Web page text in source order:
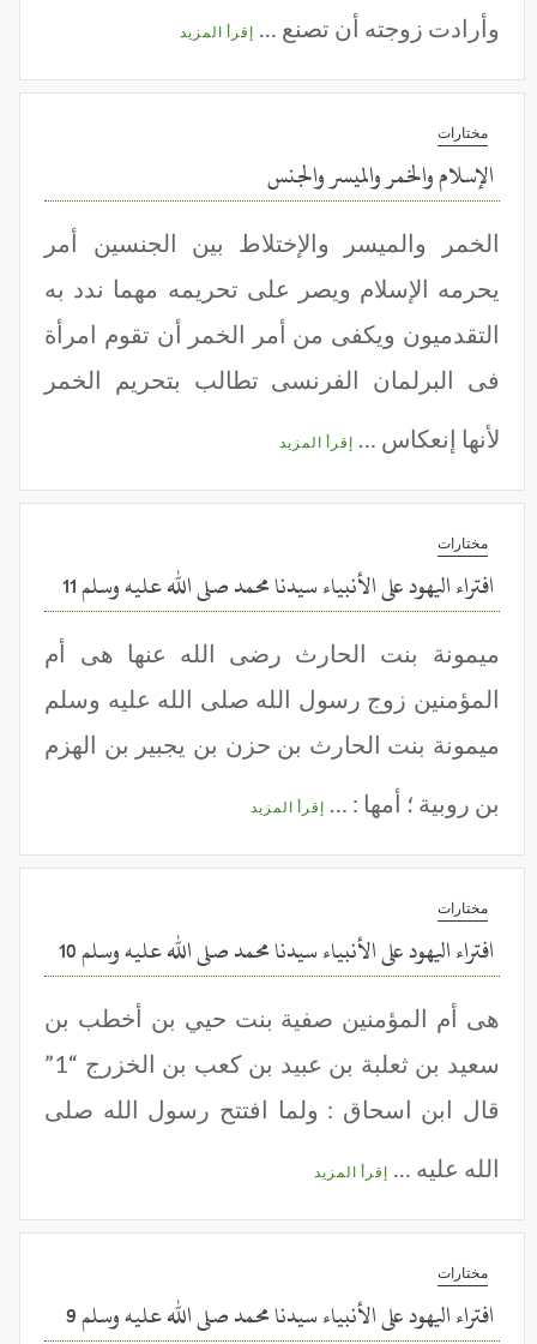
وأرادت زوجته أن تصنع … إقرأ المزيد
مختارات
الإسلام والخمر والميسر والجنس
الخمر والميسر والإختلاط بين الجنسين أمر
يحرمه الإسلام ويصر على تحريمه مهما ندد به
التقدميون ويكفى من أمر الخمر أن تقوم امرأة
فى البرلمان الفرنسى تطالب بتحريم الخمر
لأنها إنعكاس … إقرأ المزيد
مختارات
افتراء اليهود على الأنبياء سيدنا محمد صلى الله عليه وسلم 11
ميمونة بنت الحارث رضى الله عنها هى أم
المؤمنين زوج رسول الله صلى الله عليه وسلم
ميمونة بنت الحارث بن حزن بن يجبير بن الهزم
بن روبية ؛ أمها : … إقرأ المزيد
مختارات
افتراء اليهود على الأنبياء سيدنا محمد صلى الله عليه وسلم 10
هى أم المؤمنين صفية بنت حيي بن أخطب بن
سعيد بن ثعلبة بن عبيد بن كعب بن الخزرج “1”
قال ابن اسحاق : ولما افتتح رسول الله صلى
الله عليه … إقرأ المزيد
مختارات
افتراء اليهود على الأنبياء سيدنا محمد صلى الله عليه وسلم 9